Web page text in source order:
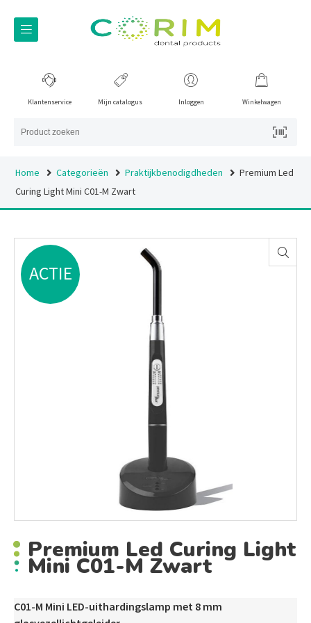
Winkelwagen
Inloggen
Mijn catalogus
Klantenservice
Home Categorieën Praktijkbenodigdheden
Premium Led
Curing Light Mini C01-M Zwart
ACTIE
Premium Led Curing Light
Mini C01-M Zwart
C01-M Mini LED-uithardingslamp met 8 mm